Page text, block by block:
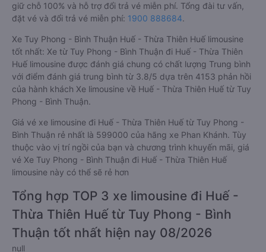
giữ chỗ 100% và hỗ trợ đổi trả vé miễn phí. Tổng đài tư vấn,
đặt vé và đổi trả vé miễn phí: 1900 888684.
Xe Tuy Phong - Bình Thuận Huế - Thừa Thiên Huế limousine
tốt nhất: Xe từ Tuy Phong - Bình Thuận đi Huế - Thừa Thiên
Huế limousine được đánh giá chung có chất lượng Trung bình
với điểm đánh giá trung bình từ 3.8/5 dựa trên 4153 phản hồi
của hành khách Xe limousine về Huế - Thừa Thiên Huế từ Tuy
Phong - Bình Thuận.
Giá vé xe limousine đi Huế - Thừa Thiên Huế từ Tuy Phong -
Bình Thuận rẻ nhất là 599000 của hãng xe Phan Khánh. Tùy
thuộc vào vị trí ngồi của bạn và chương trình khuyến mãi, giá
vé Xe Tuy Phong - Bình Thuận đi Huế - Thừa Thiên Huế
limousine này có thể sẽ rẻ hơn
Tổng hợp TOP 3 xe limousine đi Huế -
Thừa Thiên Huế từ Tuy Phong - Bình
Thuận tốt nhất hiện nay 08/2026
null